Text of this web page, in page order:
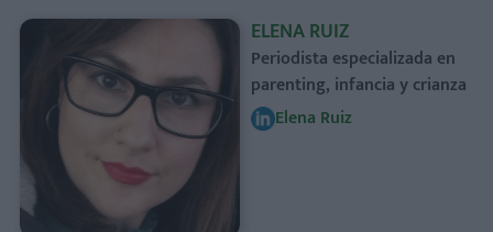
ELENA RUIZ
Periodista especializada en
parenting, infancia y crianza
Elena Ruiz